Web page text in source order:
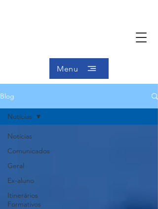
Menu
Blog
Notícias
Comunicados
Geral
Ex-aluno
Itinerários
Formativos
Notícias